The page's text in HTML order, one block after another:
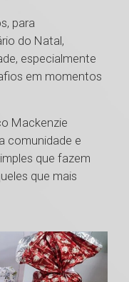
para
do Natal,
especialmente
em momentos
Mackenzie
comunidade e
que fazem
que mais